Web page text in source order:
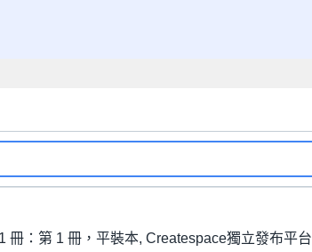
冊：第 1 冊，平裝本, Createspace獨立發布平台